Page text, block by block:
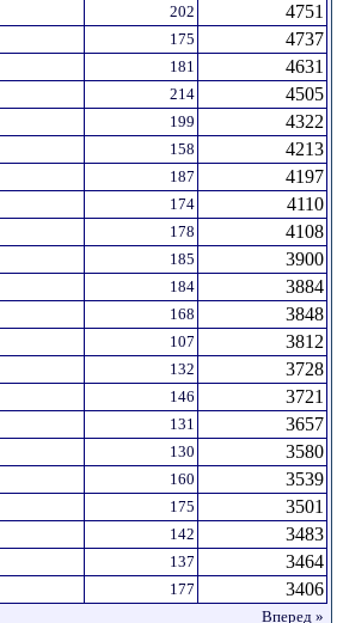
202
4751
175
4737
181
4631
214
4505
199
4322
158
4213
187
4197
174
4110
178
4108
185
3900
184
3884
168
3848
107
3812
132
3728
146
3721
131
3657
130
3580
160
3539
175
3501
142
3483
137
3464
177 3406
Вперед »